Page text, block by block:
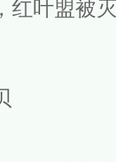
红叶盟被